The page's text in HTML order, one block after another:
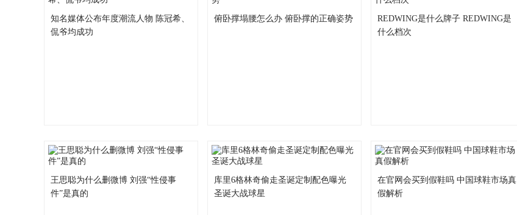
知名媒体公布年度潮流人物 陈冠希、
侃爷均成功
俯卧撑塌腰怎么办 俯卧撑的正确姿势
REDWING是什么牌子 REDWING是
什么档次
王思聪为什么删微博 刘强“性侵事
件”是真的
库里6格林奇偷走圣诞定制配色曝光
圣诞大战球星
在官网会买到假鞋吗 中国球鞋市场真
假解析